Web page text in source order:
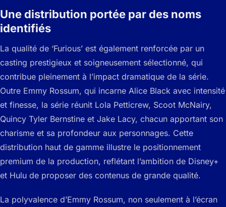
Une distribution portée par des noms
identifiés
La qualité de ‘Furious’ est également renforcée par un
casting prestigieux et soigneusement sélectionné, qui
contribue pleinement à l’impact dramatique de la série.
Outre Emmy Rossum, qui incarne Alice Black avec intensité
et finesse, la série réunit Lola Petticrew, Scoot McNairy,
Quincy Tyler Bernstine et Jake Lacy, chacun apportant son
charisme et sa profondeur aux personnages. Cette
distribution haut de gamme illustre le positionnement
premium de la production, reflétant l’ambition de Disney+
et Hulu de proposer des contenus de grande qualité.
La polyvalence d’Emmy Rossum, non seulement à l’écran